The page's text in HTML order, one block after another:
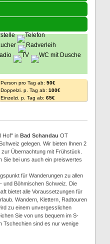
Person pro Tag ab: 50€
Doppelzi. p. Tag ab: 100€
Einzelzi. p. Tag ab: 65€
Hof" in Bad Schandau OT
gelegen. Wir bieten Ihnen 2
Übernachtung mit Frühstück.
Sie bei uns auch ein preiswertes
für Wanderungen zu allen
und Böhmischen Schweiz. Die
bietet alle Voraussetzungen für
Wandern, Klettern, Radtouren
zu einem unvergesslichen
Sie von uns bequem im S-
Tschechien sind es nur wenige